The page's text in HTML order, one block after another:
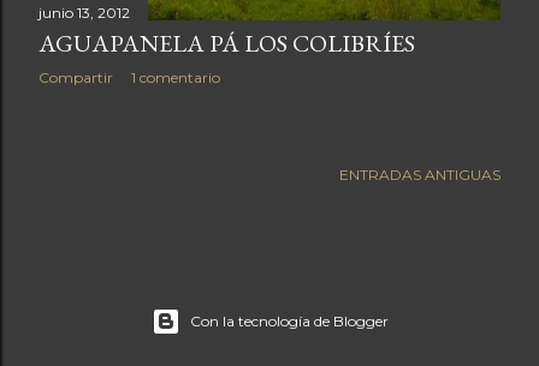
junio 13, 2012
AGUAPANELA PÁ LOS COLIBRÍES
Compartir 1 comentario
ENTRADAS ANTIGUAS
Con la tecnología de Blogger